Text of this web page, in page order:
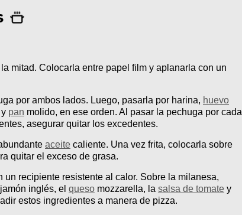
mitad. Colocarla entre papel film y aplanarla con un
por ambos lados. Luego, pasarla por harina, huevo
pan molido, en ese orden. Al pasar la pechuga por cada
asegurar quitar los excedentes.
aceite caliente. Una vez frita, colocarla sobre
quitar el exceso de grasa.
un recipiente resistente al calor. Sobre la milanesa,
inglés, el queso mozzarella, la salsa de tomate y
estos ingredientes a manera de pizza.